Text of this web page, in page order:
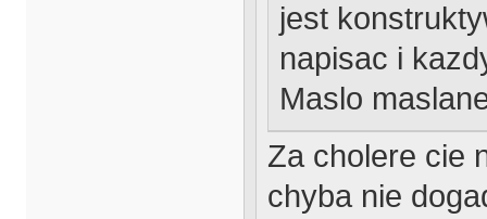
jest
napisac i
Maslo
Za cholere cie
chyba nie